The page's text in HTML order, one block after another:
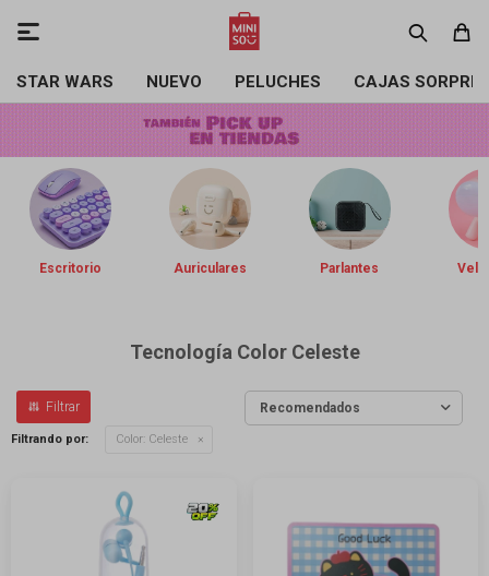
STAR WARS NUEVO PELUCHES CAJAS

Escritorio Auriculares Parlantes
Tecnología Color Celeste
Recomendados
Filtrando por: Color: Celeste